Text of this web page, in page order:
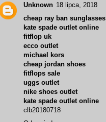
Unknown 18 lipca, 2018
cheap ray ban sunglasses
kate spade outlet online
fitflop uk
ecco outlet
michael kors
cheap jordan shoes
fitflops sale
uggs outlet
nike shoes outlet
kate spade outlet online
clb20180718